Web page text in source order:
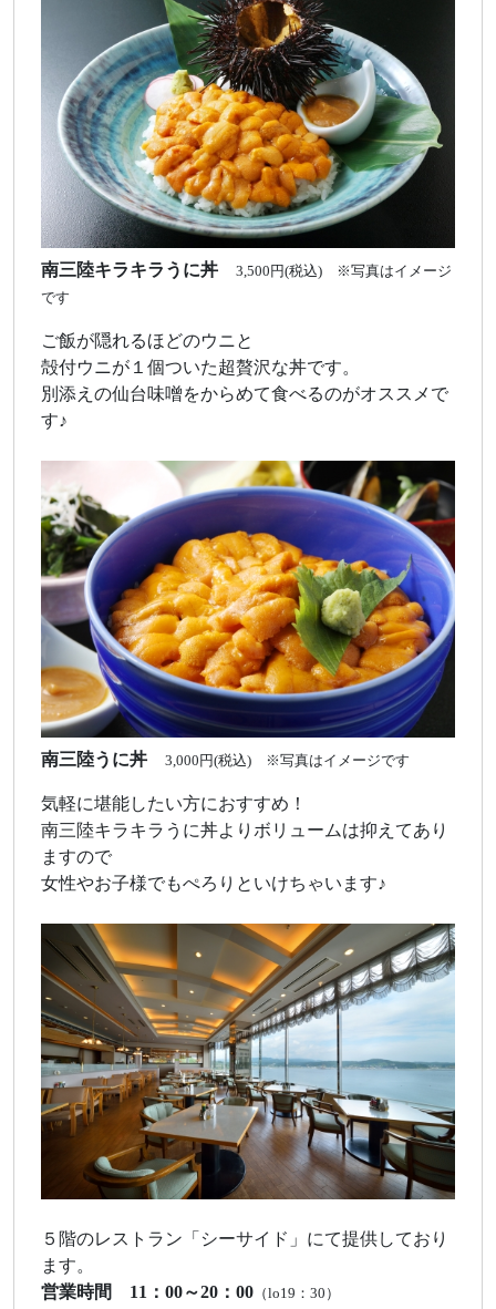
南三陸キラキラうに丼
3,500円(税込) ※写真はイメージ
です
ご飯が隠れるほどのウニと
殻付ウニが１個ついた超贅沢な丼です。
別添えの仙台味噌をからめて食べるのがオススメで
す♪
南三陸うに丼 3,000円(税込) ※写真はイメージです
気軽に堪能したい方におすすめ！
南三陸キラキラうに丼よりボリュームは抑えてあり
ますので
女性やお子様でもぺろりといけちゃいます♪
５階のレストラン「シーサイド」にて提供しており
ます。
営業時間 11：00～20：00 （lo19：30）